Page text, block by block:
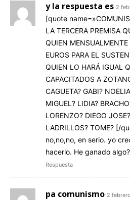
y la respuesta es 2
[quote
LA TERCERA PREMISA
QUIEN
EUROS PARA EL
QUIEN LO HARÁ IGUAL
CAPACITADOS A
CAGUETA? GABI?
MIGUEL? LIDIA?
LORENZO? DIEGO
LADRILLOS? TOME? [/
no,no,no, en serio. yo
hacerlo. He ganado algo?
Respuesta
pa comunismo 2